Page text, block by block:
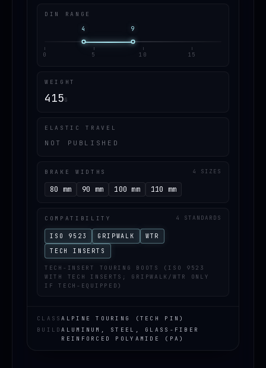
DIN RANGE
4
9
0 5 10 15
WEIGHT
415G
ELASTIC TRAVEL
NOT PUBLISHED
BRAKE WIDTHS 4 SIZES
80 mm 90 mm 100 mm 110 mm
COMPATIBILITY 4 STANDARDS
ISO 9523 GRIPWALK
WTR
TECH INSERTS
TECH-INSERT TOURING BOOTS (ISO 9523
WITH TECH INSERTS; GRIPWALK/WTR ONLY
IF TECH-EQUIPPED)
CLASSALPINE TOURING (TECH PIN)
BUILDALUMINUM, STEEL, GLASS-FIBER
REINFORCED POLYAMIDE (PA)